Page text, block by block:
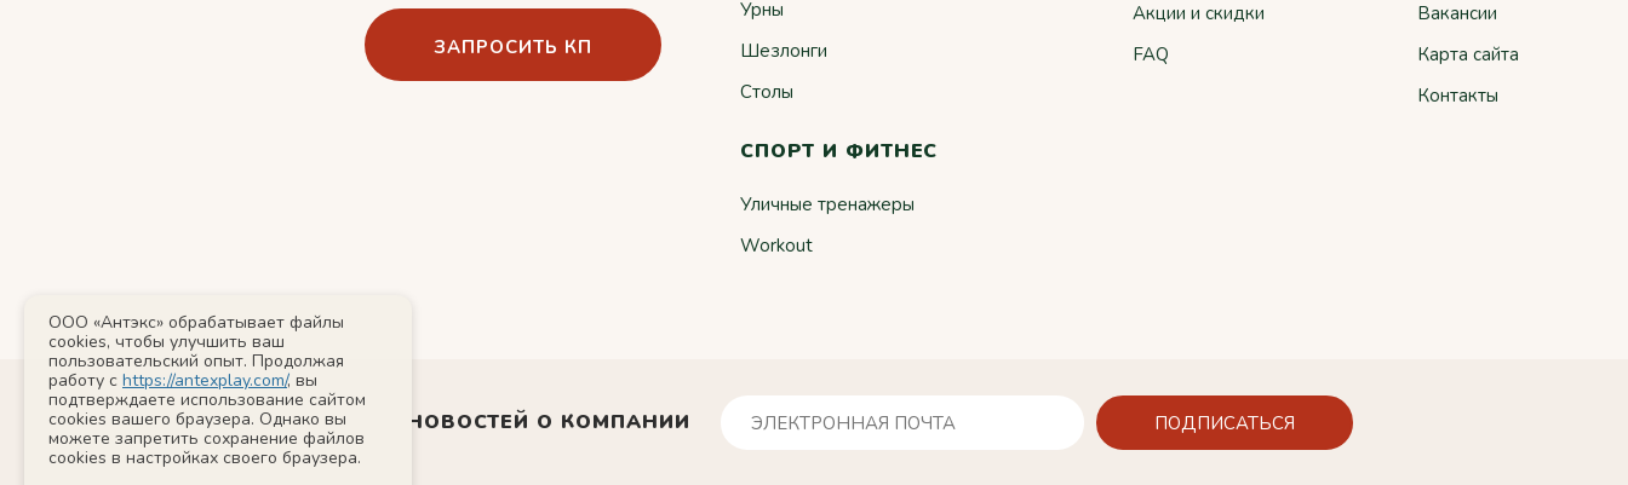
ООО «Антэкс» обрабатывает файлы
cookies, чтобы улучшить ваш
пользовательский опыт. Продолжая
работу с https://antexplay.com/, вы
подтверждаете использование сайтом
cookies вашего браузера. Однако вы
можете запретить сохранение файлов
cookies в настройках своего браузера.
ЗАПРОСИТЬ КП
Урны
Шезлонги
Столы
СПОРТ И ФИТНЕС
Уличные тренажеры
Workout
Акции и скидки
FAQ
Вакансии
Карта сайта
Контакты
РАССЫЛКА НОВОСТЕЙ О КОМПАНИИ